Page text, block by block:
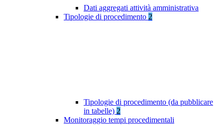
Dati aggregati attività amministrativa
Tipologie di procedimento 2
Tipologie di procedimento (da pubblicare
in tabelle) 2
Monitoraggio tempi procedimentali